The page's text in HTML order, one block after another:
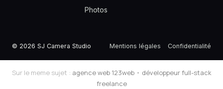
Photos
© 2026 SJ Camera Studio Mentions légales Confidentialité
Sur le meme sujet : agence web 123web• développeur full-stack
freelance